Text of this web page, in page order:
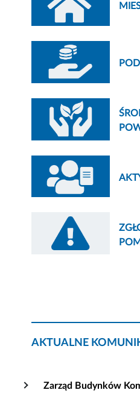
AKTUALNE
Zarząd Budynków